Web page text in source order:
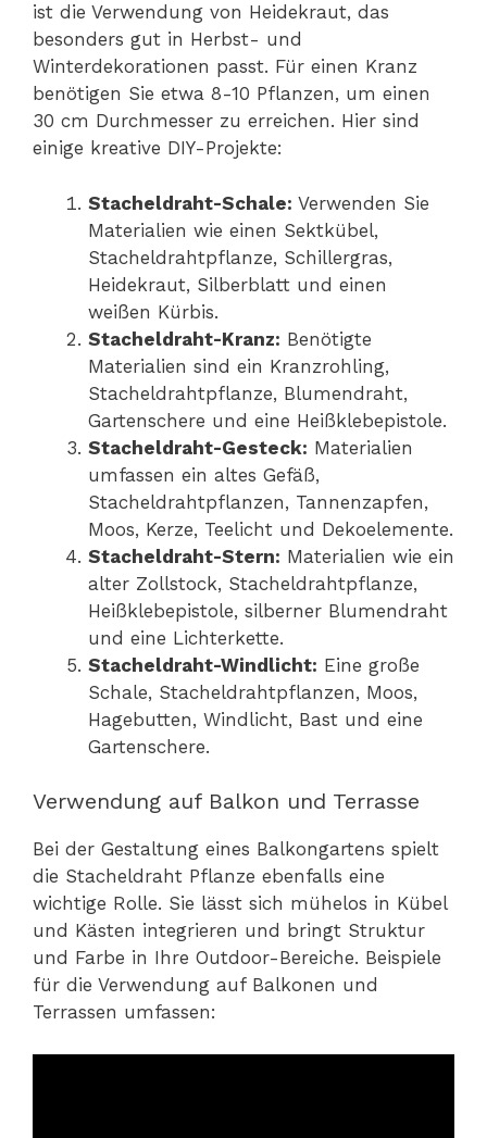
ist die Verwendung von Heidekraut, das
besonders gut in Herbst- und
Winterdekorationen passt. Für einen Kranz
benötigen Sie etwa 8-10 Pflanzen, um einen
30 cm Durchmesser zu erreichen. Hier sind
einige kreative DIY-Projekte:
Stacheldraht-Schale: Verwenden Sie
Materialien wie einen Sektkübel,
Stacheldrahtpflanze, Schillergras,
Heidekraut, Silberblatt und einen
weißen Kürbis.
Stacheldraht-Kranz: Benötigte
Materialien sind ein Kranzrohling,
Stacheldrahtpflanze, Blumendraht,
Gartenschere und eine Heißklebepistole.
Stacheldraht-Gesteck: Materialien
umfassen ein altes Gefäß,
Stacheldrahtpflanzen, Tannenzapfen,
Moos, Kerze, Teelicht und Dekoelemente.
Stacheldraht-Stern: Materialien wie ein
alter Zollstock, Stacheldrahtpflanze,
Heißklebepistole, silberner Blumendraht
und eine Lichterkette.
Stacheldraht-Windlicht: Eine große
Schale, Stacheldrahtpflanzen, Moos,
Hagebutten, Windlicht, Bast und eine
Gartenschere.
Verwendung auf Balkon und Terrasse
Bei der Gestaltung eines Balkongartens spielt
die Stacheldraht Pflanze ebenfalls eine
wichtige Rolle. Sie lässt sich mühelos in Kübel
und Kästen integrieren und bringt Struktur
und Farbe in Ihre Outdoor-Bereiche. Beispiele
für die Verwendung auf Balkonen und
Terrassen umfassen: